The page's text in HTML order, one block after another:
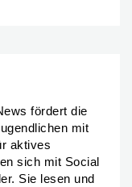
fördert die
mit
aktives
sich mit Social
Sie lesen und